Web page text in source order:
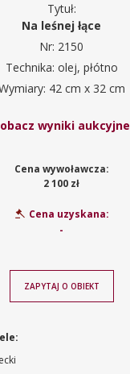
Tytuł:
Na leśnej łące
Nr: 2150
Technika: olej, płótno
42 cm x 32 cm
wyniki aukcyjne
Cena wywoławcza:
2 100 zł
Cena uzyskana:
-
ZAPYTAJ O OBIEKT